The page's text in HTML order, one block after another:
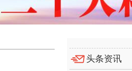
头条资讯